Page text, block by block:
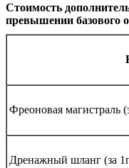
Стоимость
превышении базового
Фреоновая магистраль
Дренажный шланг (за